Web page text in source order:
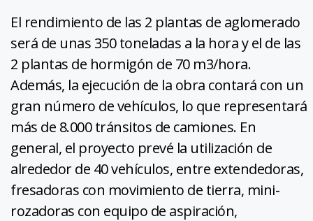
El rendimiento de las 2 plantas de aglomerado
será de unas 350 toneladas a la hora y el de las
2 plantas de hormigón de 70 m3/hora.
Además, la ejecución de la obra contará con un
gran número de vehículos, lo que representará
más de 8.000 tránsitos de camiones. En
general, el proyecto prevé la utilización de
alrededor de 40 vehículos, entre extendedoras,
fresadoras con movimiento de tierra, mini-
rozadoras con equipo de aspiración,